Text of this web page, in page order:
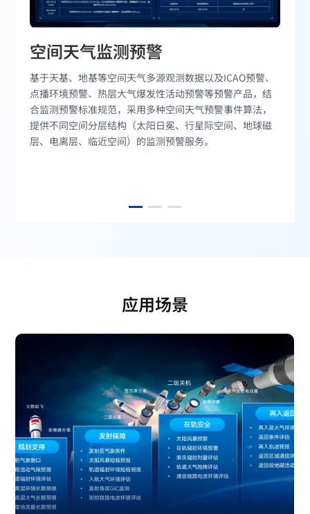
空间天气监测预警
基于天基、地基等空间天气多源观测数据以及ICAO预警、
点播环境预警、热层大气爆发性活动预警等预警产品，结
合监测预警标准规范，采用多种空间天气预警事件算法，
提供不同空间分层结构（太阳日冕、行星际空间、地球磁
层、电离层、临近空间）的监测预警服务。
应用场景